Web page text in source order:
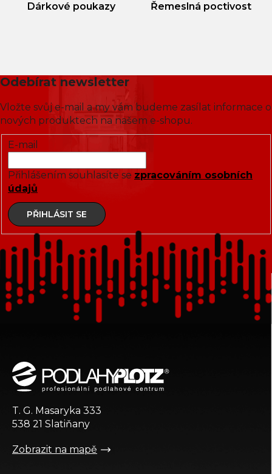
Dárkové poukazy Řemeslná poctivost
Odebírat newsletter
Vložte svůj e-mail a my vám budeme zasílat informace o
nových produktech na našem e-shopu.
E-mail
Přihlášením souhlasíte se zpracováním osobních
údajů
PŘIHLÁSIT SE
T. G. Masaryka 333
538 21 Slatiňany
Zobrazit na mapě